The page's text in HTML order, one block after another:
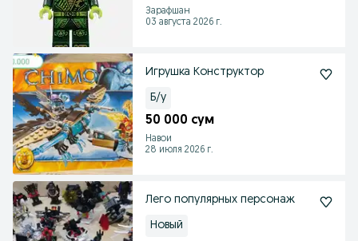
Зарафшан
03 августа 2026 г.
Игрушка Конструктор
Б/у
50 000 сум
Навои
28 июля 2026 г.
Лего популярных персонаж
Новый